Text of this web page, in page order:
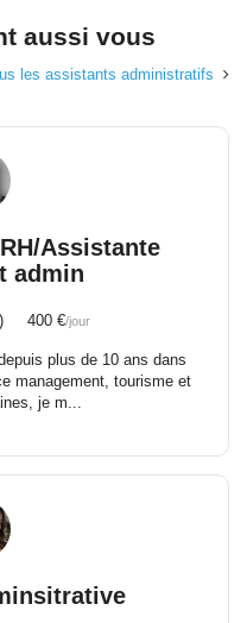
aussi vous
les assistants administratifs
Assistante
admin
400 €/jour
plus de 10 ans dans
management, tourisme et
je m...